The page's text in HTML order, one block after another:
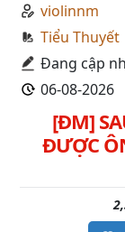
violinnm
Tiểu Thuyết
Đang cập
06-08-2026
[ĐM]
ĐƯỢC